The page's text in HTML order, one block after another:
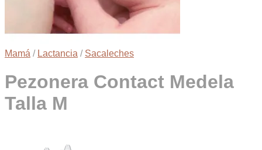
Mamá / Lactancia / Sacaleches
Pezonera Contact Medela
Talla M